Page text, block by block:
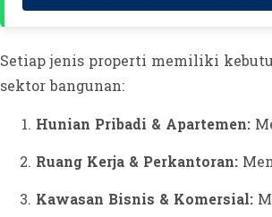
Setiap jenis properti memiliki
sektor bangunan:
Hunian Pribadi & Apartemen:
Ruang Kerja & Perkantoran:
Kawasan Bisnis & Komersial: